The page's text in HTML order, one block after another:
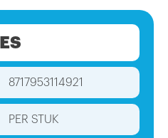
8717953114921
PER STUK